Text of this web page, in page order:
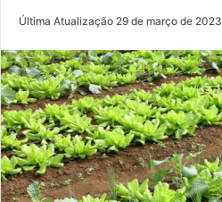
Última Atualização 29 de março de 2023